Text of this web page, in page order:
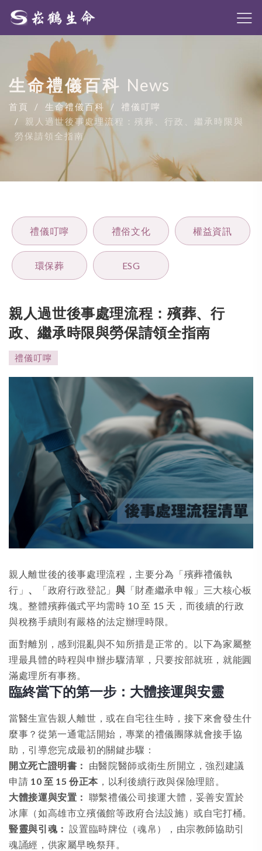
生命禮儀百科 News
首頁 生命禮儀百科
禮儀叮嚀
親人過世後事處理流程：殯葬、行政、繼承時限與
勞保請領全指南
禮儀叮嚀 禮俗文化 權益資訊
環保葬 ESG
親人過世後事處理流程：殯葬、行
政、繼承時限與勞保請領全指南
禮儀叮嚀
親人離世後的後事處理流程，主要分為「殯葬禮儀執
行」
「政府行政登記」與 「財產繼承申報」三大核心板
塊。整體殯葬儀式平均需時 10 至 15 天，而後續的行政
與稅務手續則有嚴格的法定辦理時限。
面對離別，感到混亂與不知所措是正常的。以下為家屬整
理最具體的時程與申辦步驟清單，只要按部就班，就能圓
滿處理所有事務。
臨終當下的第一步：大體接運與安靈
當醫生宣告親人離世，或在自宅往生時，接下來會發生什
麼事？從第一通電話開始，專業的禮儀團隊就會接手協
助，引導您完成最初的關鍵步驟：
開立死亡證明書：
由醫院醫師或衛生所開立，強烈建議
申請 10 至 15 份正本，以利後續行政與保險理賠。
大體接運與安置： 聯繫禮儀公司接運大體，妥善安置於
冰庫（如高雄市立殯儀館等政府合法設施）或自宅打桶。
豎靈與引魂： 設置臨時牌位（魂帛），由宗教師協助引
魂誦經，供家屬早晚祭拜。